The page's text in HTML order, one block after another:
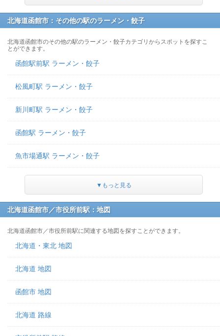
北海道函館市：その他の駅のラーメン・餃子
北海道函館市のその他の駅のラーメン・餃子カテゴリからスポットを探すこ
とができます。
函館駅前駅 ラーメン・餃子
松風町駅 ラーメン・餃子
新川町駅 ラーメン・餃子
函館駅 ラーメン・餃子
魚市場通駅 ラーメン・餃子
▼もっと見る
北海道函館市／市役所前駅：地図
北海道函館市／市役所前駅に関連する地図を探すことができます。
北海道・東北 地図
北海道 地図
函館市 地図
北海道 路線